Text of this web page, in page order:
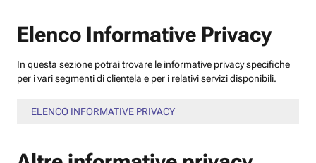
Elenco Informative Privacy
In questa sezione potrai trovare le informative privacy specifiche
per i vari segmenti di clientela e per i relativi servizi disponibili.
ELENCO INFORMATIVE PRIVACY